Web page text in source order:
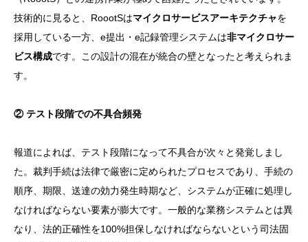
技術的に見ると、RoootSはマイクロサービスアーキテクチャを
採用している一方、e提出・e記録管理システムは非マイクロサー
ビス構成です。この設計の混在が統合の壁となったと考えられま
す。
② テスト段階での不具合頻発
報道によれば、テスト段階になって不具合が次々と発覚しまし
た。裁判手続は法律で厳密に定められたプロセスであり、手続の
順序、期限、送達の効力発生時期など、システムが正確に処理し
なければならない要素が膨大です。一般的な業務システムとは異
なり、法的正確性を100%担保しなければならないという司法固